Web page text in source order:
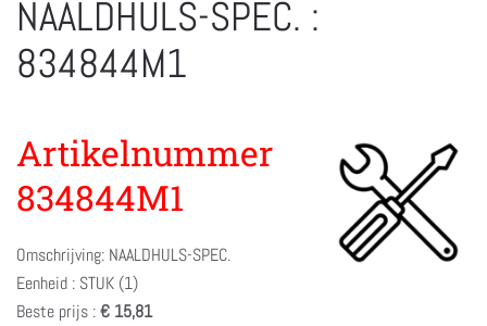
NAALDHULS-SPEC. :
834844M1
Artikelnummer
834844M1
Omschrijving: NAALDHULS-SPEC.
Eenheid : STUK (1)
Beste prijs :€ 15,81